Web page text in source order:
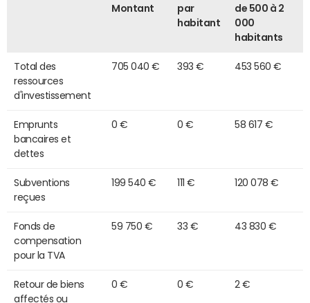
Montant
par
habitant
de 500 à 2
000
habitants
Total des
ressources
d'investissement
705 040 € 393 € 453 560 €
Emprunts
bancaires et
dettes
0 € 0 € 58 617 €
Subventions
reçues
199 540 € 111 € 120 078 €
Fonds de
compensation
pour la TVA
59 750 € 33 € 43 830 €
Retour de biens
affectés ou
0 € 0 € 2 €